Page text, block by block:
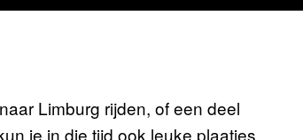
Limburg rijden, of een deel
je in die tijd ook leuke plaatjes